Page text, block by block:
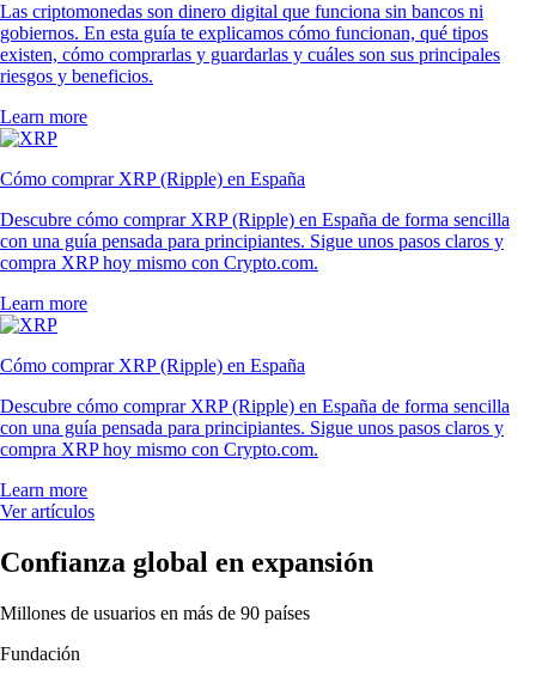
Las criptomonedas son dinero digital que funciona sin bancos ni
gobiernos. En esta guía te explicamos cómo funcionan, qué tipos
existen, cómo comprarlas y guardarlas y cuáles son sus principales
riesgos y beneficios.
Learn more
Cómo comprar XRP (Ripple) en España
Descubre cómo comprar XRP (Ripple) en España de forma sencilla
con una guía pensada para principiantes. Sigue unos pasos claros y
compra XRP hoy mismo con Crypto.com.
Learn more
Cómo comprar XRP (Ripple) en España
Descubre cómo comprar XRP (Ripple) en España de forma sencilla
con una guía pensada para principiantes. Sigue unos pasos claros y
compra XRP hoy mismo con Crypto.com.
Learn more
Ver artículos
Confianza global en expansión
Millones de usuarios en más de 90 países
Fundación